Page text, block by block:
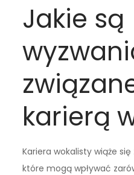
Jakie są
karierą
Kariera wokalisty wiąże
które mogą wpływać